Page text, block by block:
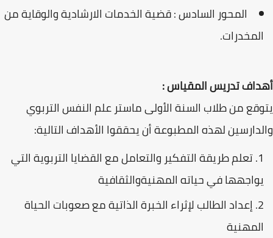
المحور السادس : قضية الخدمات الارشادية والوقاية من
المخدرات.
أهداف تدريس المقياس :
يتوقع من طلاب السنة الأولى ماستر علم النفس التربوي
والدارسين لهذه المطبوعة أن يحققوا الأهداف التالية:
تعلم طريقة التفكير والتعامل مع القضايا التربوية التي
يواجهها في حياته المهنيةوالثقافية
إعداد الطالب لإثراء الخبرة الذاتية مع صعوبات الحياة
المهنية